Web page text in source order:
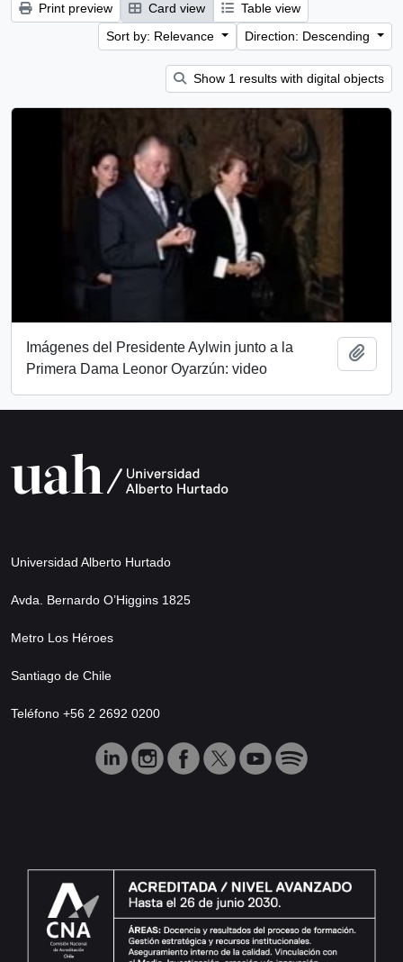
Print preview Card view
Table view
Sort by: Relevance
Direction: Descending
Show 1 results with digital objects
Imágenes del Presidente Aylwin junto a la
Primera Dama Leonor Oyarzún: video
Universidad Alberto Hurtado
Avda. Bernardo O’Higgins 1825
Metro Los Héroes
Santiago de Chile
Teléfono +56 2 2692 0200